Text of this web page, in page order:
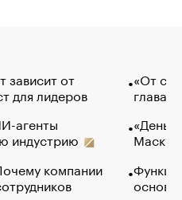
зависит от
для лидеров
агенты
индустрию
компании
«От
глава
Маск в
основ